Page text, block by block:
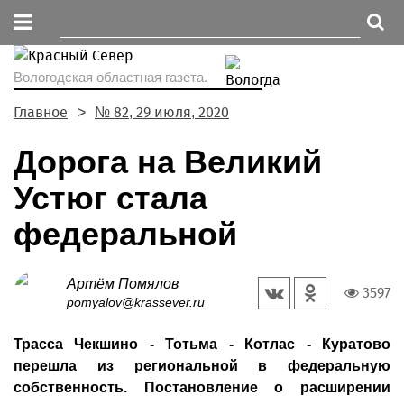
Вологодская областная газета.
Главное № 82, 29 июля, 2020
Дорога на Великий
Устюг стала
федеральной
Артём Помялов
pomyalov@krassever.ru
3597
Трасса Чекшино - Тотьма - Котлас - Куратово
перешла из региональной в федеральную
собственность. Постановление о расширении